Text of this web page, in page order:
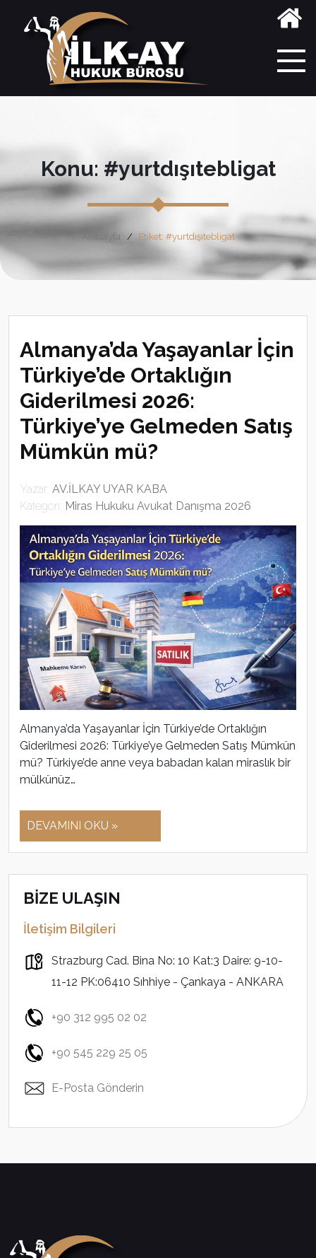
Konu: #yurtdışıtebligat
Anasayfa Etiket: #yurtdışıtebligat
Almanya’da Yaşayanlar İçin
Türkiye’de Ortaklığın
Giderilmesi 2026:
Türkiye’ye Gelmeden Satış
Mümkün mü?
Yazar: AV.İLKAY UYAR KABA
Kategori: Miras Hukuku Avukat Danışma 2026
Almanya’da Yaşayanlar İçin Türkiye’de Ortaklığın
Giderilmesi 2026: Türkiye’ye Gelmeden Satış Mümkün
mü? Türkiye’de anne veya babadan kalan miraslık bir
mülkünüz…
DEVAMINI OKU »
BİZE ULAŞIN
İletişim Bilgileri
Strazburg Cad. Bina No: 10 Kat:3 Daire: 9-10-
11-12 PK:06410 Sıhhiye - Çankaya - ANKARA
+90 312 995 02 02
+90 545 229 25 05
E-Posta Gönderin